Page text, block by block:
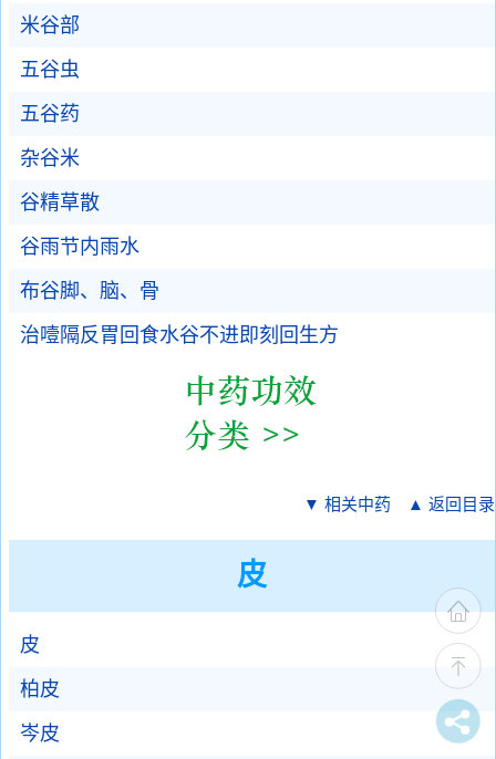
米谷部
五谷虫
五谷药
杂谷米
谷精草散
谷雨节内雨水
布谷脚、脑、骨
治噎隔反胃回食水谷不进即刻回生方
▼ 相关中药 ▲ 返回目录
皮
皮
柏皮
岑皮